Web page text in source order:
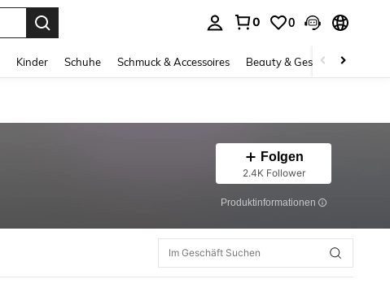
0 0
Kinder Schuhe Schmuck & Accessoires Beauty & Gesundheit
Folgen
2.4K Follower
Produktinformationen